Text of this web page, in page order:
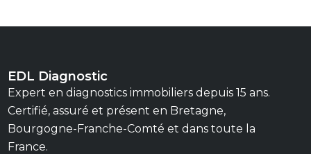
EDL Diagnostic
Expert en diagnostics immobiliers depuis 15 ans.
Certifié, assuré et présent en Bretagne,
Bourgogne-Franche-Comté et dans toute la
France.